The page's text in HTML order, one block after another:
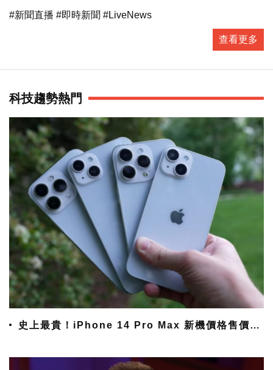
#新聞直播 #即時新聞 #LiveNews
查看更多
科技趨勢熱門
史上最貴！iPhone 14 Pro Max 新機價格售價曝